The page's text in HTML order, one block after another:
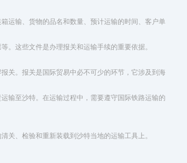
运输、货物的品名和数量、预计运输的时间、客户单
。这些文件是办理报关和运输手续的重要依据。
关。报关是国际贸易中必不可少的环节，它涉及到海
输至沙特。在运输过程中，需要遵守国际铁路运输的
关、检验和重新装载到沙特当地的运输工具上。